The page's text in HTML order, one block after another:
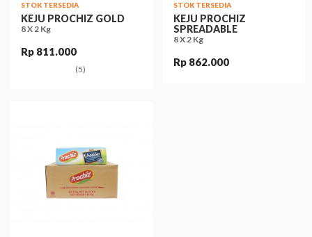
STOK TERSEDIA
KEJU PROCHIZ GOLD
8 X 2 Kg
Rp 811.000
(5)
STOK TERSEDIA
KEJU PROCHIZ
SPREADABLE
8 X 2 Kg
Rp 862.000